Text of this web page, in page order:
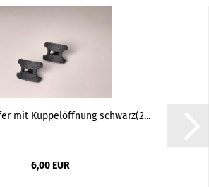
mit Kuppelöffnung schwarz(2...
6,00 EUR